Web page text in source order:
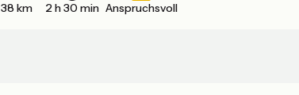
38 km 2 h 30 min Anspruchsvoll